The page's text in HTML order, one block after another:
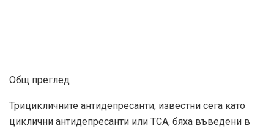
Общ преглед
Трицикличните антидепресанти, известни сега като
циклични антидепресанти или ТСА, бяха въведени в